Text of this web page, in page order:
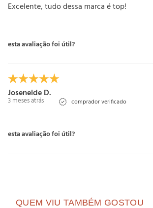
Excelente, tudo dessa marca é top!
esta avaliação foi útil?
Joseneide D.
3 meses atrás comprador verificado
esta avaliação foi útil?
QUEM VIU TAMBÉM GOSTOU